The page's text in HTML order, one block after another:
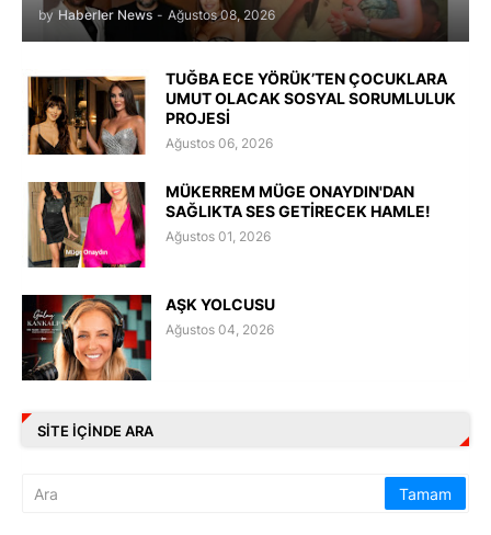
by Haberler News - Ağustos 08, 2026
TUĞBA ECE YÖRÜK’TEN ÇOCUKLARA
UMUT OLACAK SOSYAL SORUMLULUK
PROJESİ
Ağustos 06, 2026
MÜKERREM MÜGE ONAYDIN'DAN
SAĞLIKTA SES GETİRECEK HAMLE!
Ağustos 01, 2026
AŞK YOLCUSU
Ağustos 04, 2026
SITE IÇINDE ARA